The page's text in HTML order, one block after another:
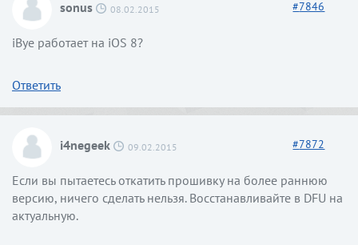
sonus 08.02.2015 #7846
iBye работает на iOS 8?
Ответить
i4negeek 09.02.2015 #7872
Если вы пытаетесь откатить прошивку на более раннюю
версию, ничего сделать нельзя. Восстанавливайте в DFU на
актуальную.